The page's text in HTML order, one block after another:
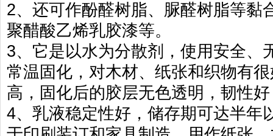
2、还可作酚醛树脂、脲醛树脂等黏
聚醋酸乙烯乳胶漆等。
3、它是以水为分散剂，使用安全、
常温固化，对木材、纸张和织物有
高，固化后的胶层无色透明，韧性
4、乳液稳定性好，储存期可达半年